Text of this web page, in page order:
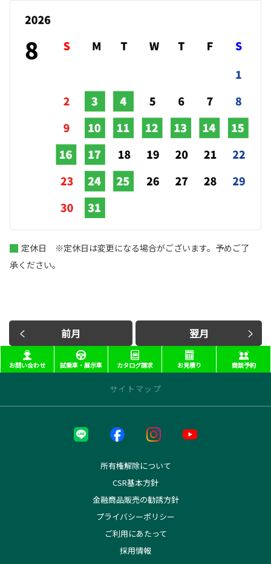
前月 翌月
定休日 ※定休日は変更になる場合がございます。予めご了
承ください。
お問い合わせ 試乗車・展示車 カタログ請求 お見積り 商談予約
サイトマップ
所有権解除について
CSR基本方針
金融商品販売の勧誘方針
プライバシーポリシー
ご利用にあたって
採用情報